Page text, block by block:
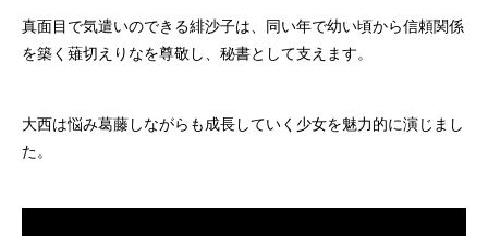
真面目で気遣いのできる緋沙子は、同い年で幼い頃から信頼関係
を築く薙切えりなを尊敬し、秘書として支えます。
大西は悩み葛藤しながらも成長していく少女を魅力的に演じまし
た。